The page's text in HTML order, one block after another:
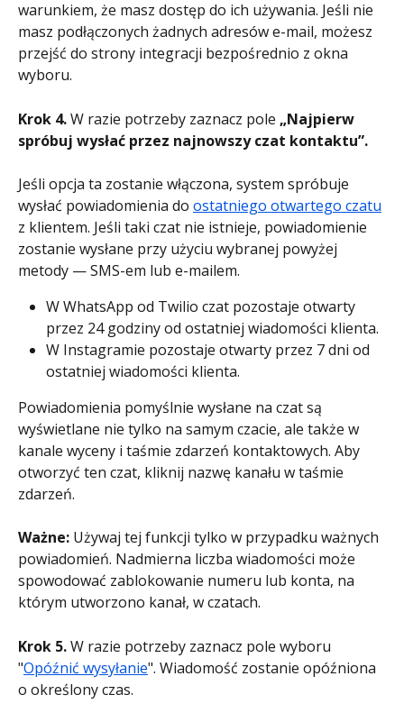
warunkiem, że masz dostęp do ich używania. Jeśli nie
masz podłączonych żadnych adresów e-mail, możesz
przejść do strony integracji bezpośrednio z okna
wyboru.
Krok 4. W razie potrzeby zaznacz pole „Najpierw
spróbuj wysłać przez najnowszy czat kontaktu”.
Jeśli opcja ta zostanie włączona, system spróbuje
wysłać powiadomienia do ostatniego otwartego czatu
z klientem. Jeśli taki czat nie istnieje, powiadomienie
zostanie wysłane przy użyciu wybranej powyżej
metody — SMS-em lub e-mailem.
W WhatsApp od Twilio czat pozostaje otwarty
przez 24 godziny od ostatniej wiadomości klienta.
W Instagramie pozostaje otwarty przez 7 dni od
ostatniej wiadomości klienta.
Powiadomienia pomyślnie wysłane na czat są
wyświetlane nie tylko na samym czacie, ale także w
kanale wyceny i taśmie zdarzeń kontaktowych. Aby
otworzyć ten czat, kliknij nazwę kanału w taśmie
zdarzeń.
Ważne: Używaj tej funkcji tylko w przypadku ważnych
powiadomień. Nadmierna liczba wiadomości może
spowodować zablokowanie numeru lub konta, na
którym utworzono kanał, w czatach.
Krok 5. W razie potrzeby zaznacz pole wyboru
"Opóźnić wysyłanie". Wiadomość zostanie opóźniona
o określony czas.